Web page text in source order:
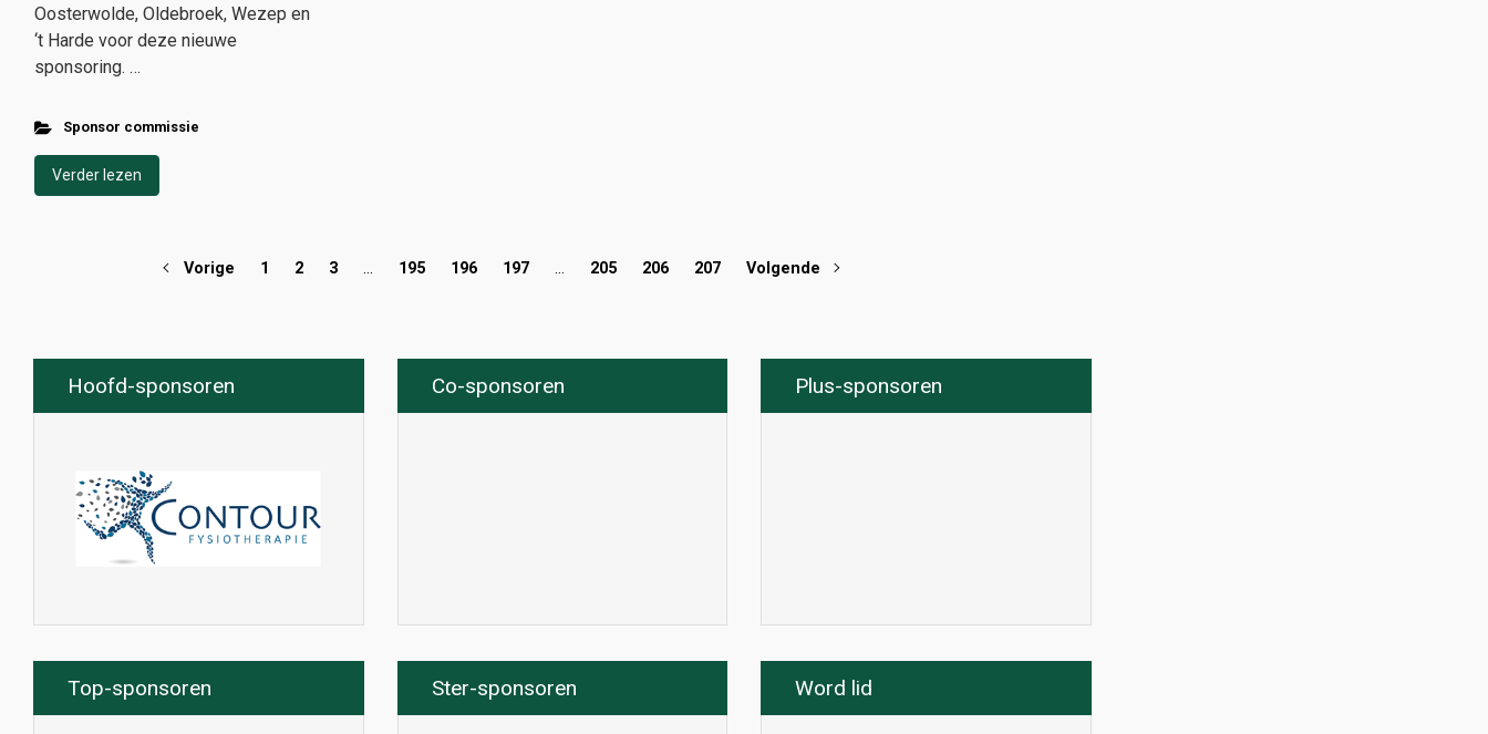
Oosterwolde, Oldebroek, Wezep en
‘t Harde voor deze nieuwe
sponsoring. …
Sponsor commissie
Verder lezen
Vorige 1 2 3 … 195 196 197 … 205 206 207 Volgende
Hoofd-sponsoren
Top-sponsoren
Co-sponsoren
Ster-sponsoren
Plus-sponsoren
Word lid